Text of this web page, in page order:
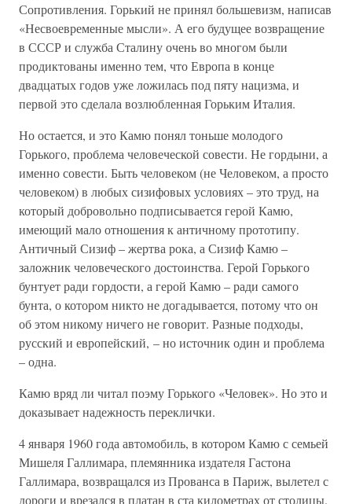
Сопротивления. Горький не принял большевизм, написав
«Несвоевременные мысли». А его будущее возвращение
в СССР и служба Сталину очень во многом были
продиктованы именно тем, что Европа в конце
двадцатых годов уже ложилась под пяту нацизма, и
первой это сделала возлюбленная Горьким Италия.
Но остается, и это Камю понял тоньше молодого
Горького, проблема человеческой совести. Не гордыни, а
именно совести. Быть человеком (не Человеком, а просто
человеком) в любых сизифовых условиях – это труд, на
который добровольно подписывается герой Камю,
имеющий мало отношения к античному прототипу.
Античный Сизиф – жертва рока, а Сизиф Камю –
заложник человеческого достоинства. Герой Горького
бунтует ради гордости, а герой Камю – ради самого
бунта, о котором никто не догадывается, потому что он
об этом никому ничего не говорит. Разные подходы,
русский и европейский, – но источник один и проблема
– одна.
Камю вряд ли читал поэму Горького «Человек». Но это и
доказывает надежность переклички.
4 января 1960 года автомобиль, в котором Камю с семьей
Мишеля Галлимара, племянника издателя Гастона
Галлимара, возвращался из Прованса в Париж, вылетел с
дороги и врезался в платан в ста километрах от столицы.